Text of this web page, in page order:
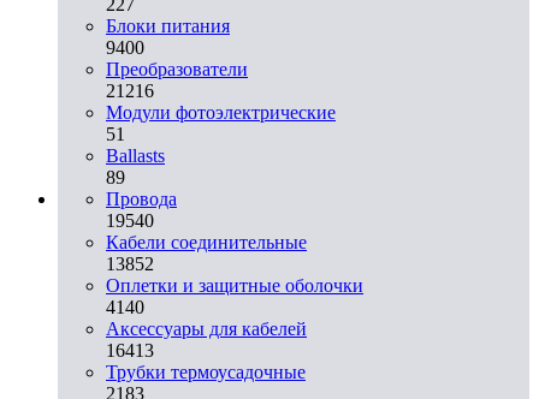
Блоки питания
9400
Преобразователи
21216
Модули фотоэлектрические
51
Ballasts
89
Провода
19540
Кабели соединительные
13852
Оплетки и защитные оболочки
4140
Аксессуары для кабелей
16413
Трубки термоусадочные
2183